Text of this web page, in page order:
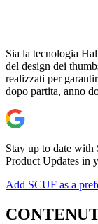
Sia la tecnologia
del design dei
realizzati per
dopo partita, anno
Stay up to date with
Product Updates in
Add SCUF as a